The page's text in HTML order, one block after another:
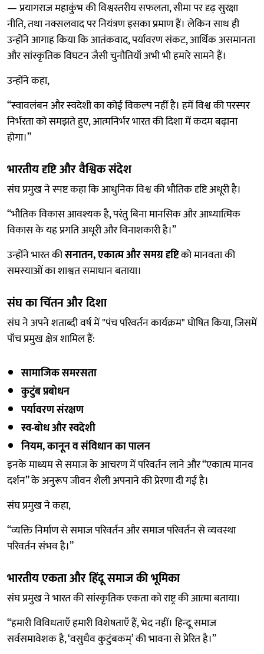
— प्रयागराज महाकुंभ की विश्वस्तरीय सफलता, सीमा पर दृढ़ सुरक्षा
नीति, तथा नक्सलवाद पर नियंत्रण इसका प्रमाण हैं। लेकिन साथ ही
उन्होंने आगाह किया कि आतंकवाद, पर्यावरण संकट, आर्थिक असमानता
और सांस्कृतिक विघटन जैसी चुनौतियाँ अभी भी हमारे सामने हैं।
उन्होंने कहा,
“स्वावलंबन और स्वदेशी का कोई विकल्प नहीं है। हमें विश्व की परस्पर
निर्भरता को समझते हुए, आत्मनिर्भर भारत की दिशा में कदम बढ़ाना
होगा।”
भारतीय दृष्टि और वैश्विक संदेश
संघ प्रमुख ने स्पष्ट कहा कि आधुनिक विश्व की भौतिक दृष्टि अधूरी है।
“भौतिक विकास आवश्यक है, परंतु बिना मानसिक और आध्यात्मिक
विकास के यह प्रगति अधूरी और विनाशकारी है।”
उन्होंने भारत कीसनातन, एकात्म और समग्र दृष्टिको मानवता की
समस्याओं का शाश्वत समाधान बताया।
संघ का चिंतन और दिशा
संघ ने अपने शताब्दी वर्ष में "पंच परिवर्तन कार्यक्रम" घोषित किया, जिसमें
पाँच प्रमुख क्षेत्र शामिल हैं:
सामाजिक समरसता
कुटुंब प्रबोधन
पर्यावरण संरक्षण
स्व-बोध और स्वदेशी
नियम, कानून व संविधान का पालन
इनके माध्यम से समाज के आचरण में परिवर्तन लाने और “एकात्म मानव
दर्शन” के अनुरूप जीवन शैली अपनाने की प्रेरणा दी गई है।
संघ प्रमुख ने कहा,
“व्यक्ति निर्माण से समाज परिवर्तन और समाज परिवर्तन से व्यवस्था
परिवर्तन संभव है।”
भारतीय एकता और हिंदू समाज की भूमिका
संघ प्रमुख ने भारत की सांस्कृतिक एकता को राष्ट्र की आत्मा बताया।
“हमारी विविधताएँ हमारी विशेषताएँ हैं, भेद नहीं। हिन्दू समाज
सर्वसमावेशक है, ‘वसुधैव कुटुंबकम्’ की भावना से प्रेरित है।”